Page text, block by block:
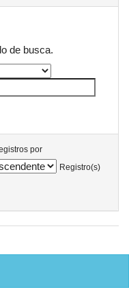
de busca.
por
Registro(s)